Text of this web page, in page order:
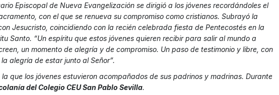
Episcopal de Nueva Evangelización se dirigió a los jóvenes recordándoles el
con el que se renueva su compromiso como cristianos. Subrayó la
Jesucristo, coincidiendo con la recién celebrada fiesta de Pentecostés en la
Santo. “Un espíritu que estos jóvenes quieren recibir para salir al mundo a
un momento de alegría y de compromiso. Un paso de testimonio y libre, con
alegría de estar junto al Señor”.
que los jóvenes estuvieron acompañados de sus padrinos y madrinas. Durante
del Colegio CEU San Pablo Sevilla.